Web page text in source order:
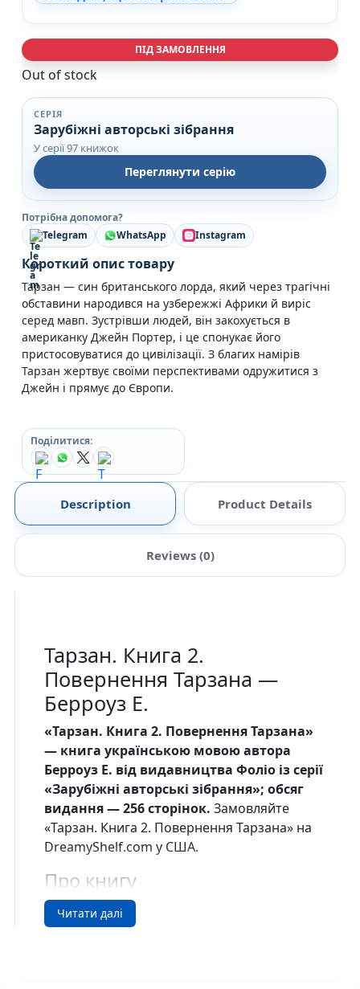
ПІД ЗАМОВЛЕННЯ
Out of stock
СЕРІЯ
Зарубіжні авторські зібрання
У серії 97 книжок
Переглянути серію
Потрібна допомога?
Telegram
WhatsApp Instagram
Короткий опис товару
Тарзан — син британського лорда, який через трагічні
обставини народився на узбережжі Африки й виріс
серед мавп. Зустрівши людей, він закохується в
американку Джейн Портер, і це спонукає його
пристосовуватися до цивілізації. З благих намірів
Тарзан жертвує своїми перспективами одружитися з
Джейн і прямує до Європи.
Поділитися:
Description Product Details
Reviews (0)
Тарзан. Книга 2.
Повернення Тарзана —
Берроуз Е.
«Тарзан. Книга 2. Повернення Тарзана»
— книга українською мовою автора
Берроуз Е. від видавництва Фоліо із серії
«Зарубіжні авторські зібрання»; обсяг
видання — 256 сторінок. Замовляйте
«Тарзан. Книга 2. Повернення Тарзана» на
DreamyShelf.com у США.
Про книгу
Тарзан — син британського лорда, який
через трагічні обставини народився на
Читати далі